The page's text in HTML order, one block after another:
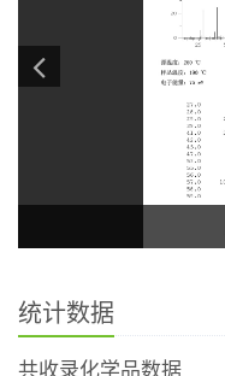
统计数据
共收录化学品数据